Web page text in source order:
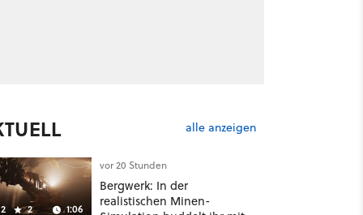
alle anzeigen
2 1:06
vor 20 Stunden
Bergwerk: In der
realistischen Minen-